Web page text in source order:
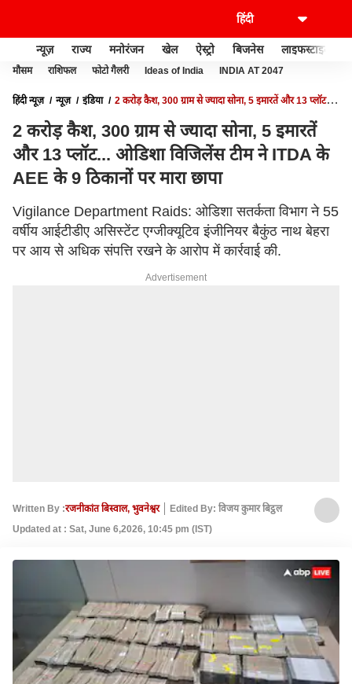
न्यूज़ राज्य मनोरंजन खेल ऐस्ट्रो बिजनेस लाइफस्टाइल
मौसम राशिफल फोटो गैलरी Ideas of India INDIA AT 2047
हिंदी न्यूज़ न्यूज़ इंडिया
2 करोड़ कैश, 300 ग्राम से ज्यादा सोना, 5 इमारतें और 13 प्लॉट...
2 करोड़ कैश, 300 ग्राम से ज्यादा सोना, 5 इमारतें
और 13 प्लॉट... ओडिशा विजिलेंस टीम ने ITDA के
AEE के 9 ठिकानों पर मारा छापा
Vigilance Department Raids: ओडिशा सतर्कता विभाग ने 55
वर्षीय आईटीडीए असिस्टेंट एग्जीक्यूटिव इंजीनियर बैकुंठ नाथ बेहरा
पर आय से अधिक संपत्ति रखने के आरोप में कार्रवाई की.
Advertisement
Written By :रजनीकांत बिस्वाल, भुवनेश्वर
Edited By: विजय कुमार बिट्ठल
Updated at : Sat, June 6,2026, 10:45 pm (IST)